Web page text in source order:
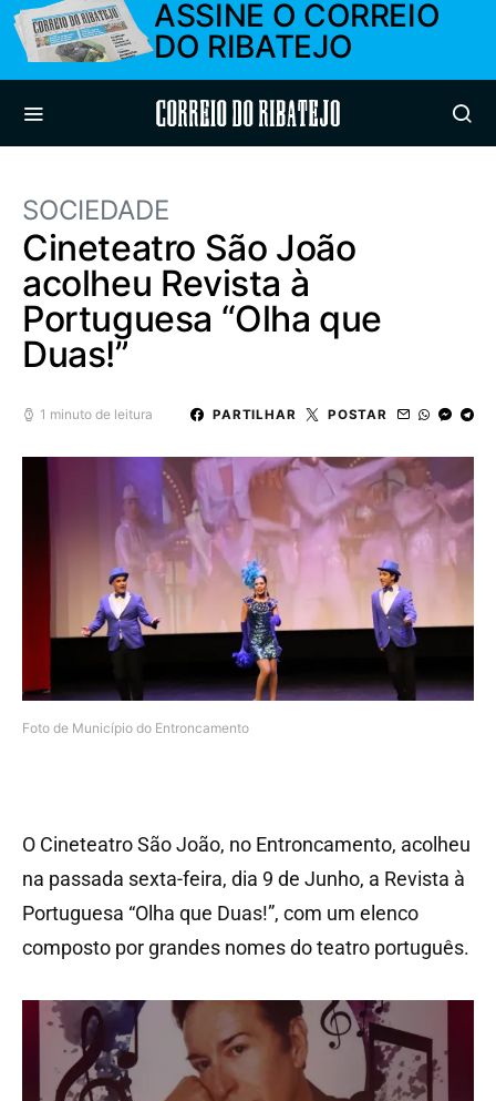
ASSINE O CORREIO
DO RIBATEJO
Correio do Ribatejo
SOCIEDADE
Cineteatro São João
acolheu Revista à
Portuguesa “Olha que
Duas!”
1 minuto de leitura PARTILHAR POSTAR
Foto de Município do Entroncamento
O Cineteatro São João, no Entroncamento, acolheu
na passada sexta-feira, dia 9 de Junho, a Revista à
Portuguesa “Olha que Duas!”, com um elenco
composto por grandes nomes do teatro português.